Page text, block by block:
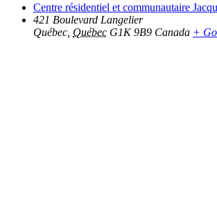
Centre résidentiel et communautaire
421 Boulevard Langelier
Québec Québec G1K 9B9 Canada +